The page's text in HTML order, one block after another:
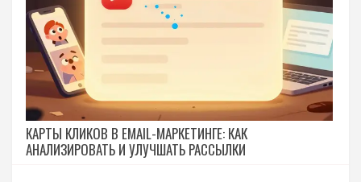
КАРТЫ КЛИКОВ В EMAIL-МАРКЕТИНГЕ: КАК
АНАЛИЗИРОВАТЬ И УЛУЧШАТЬ РАССЫЛКИ